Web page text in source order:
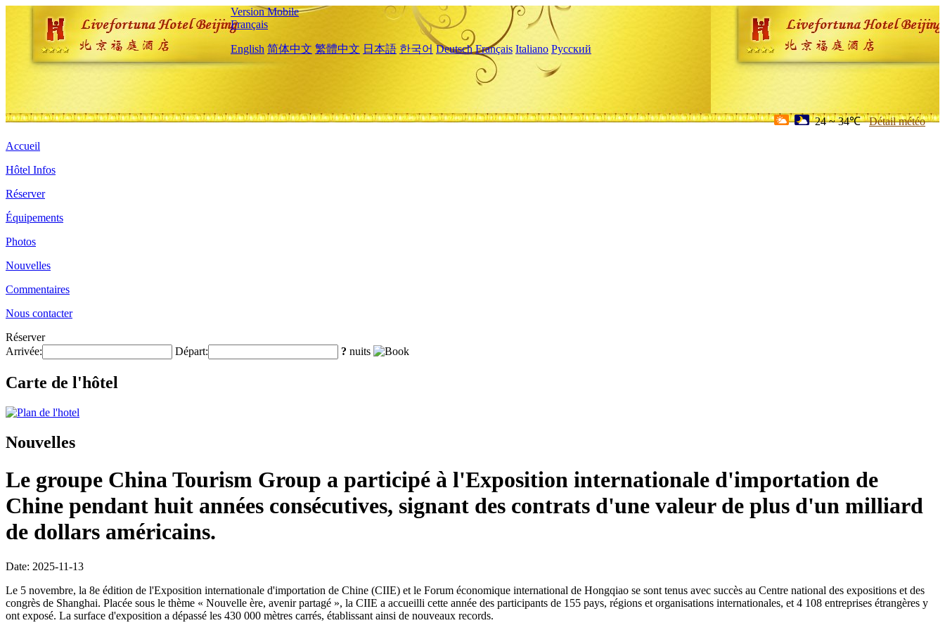
Version Mobile
Français
English 简体中文 繁體中文 日本語 한국어 Deutsch Français Italiano Русский
24 ~ 34℃ Détail météo
Accueil
Hôtel Infos
Réserver
Équipements
Photos
Nouvelles
Commentaires
Nous contacter
Réserver
Arrivée:
Départ: ? nuits
Carte de l'hôtel
Nouvelles
Le groupe China Tourism Group a participé à l'Exposition internationale d'importation de
Chine pendant huit années consécutives, signant des contrats d'une valeur de plus d'un milliard
de dollars américains.
Date: 2025-11-13
Le 5 novembre, la 8e édition de l'Exposition internationale d'importation de Chine (CIIE) et le Forum économique international de Hongqiao se sont tenus avec succès au Centre national des expositions et des
congrès de Shanghai. Placée sous le thème « Nouvelle ère, avenir partagé », la CIIE a accueilli cette année des participants de 155 pays, régions et organisations internationales, et 4 108 entreprises étrangères y
ont exposé. La surface d'exposition a dépassé les 430 000 mètres carrés, établissant ainsi de nouveaux records.